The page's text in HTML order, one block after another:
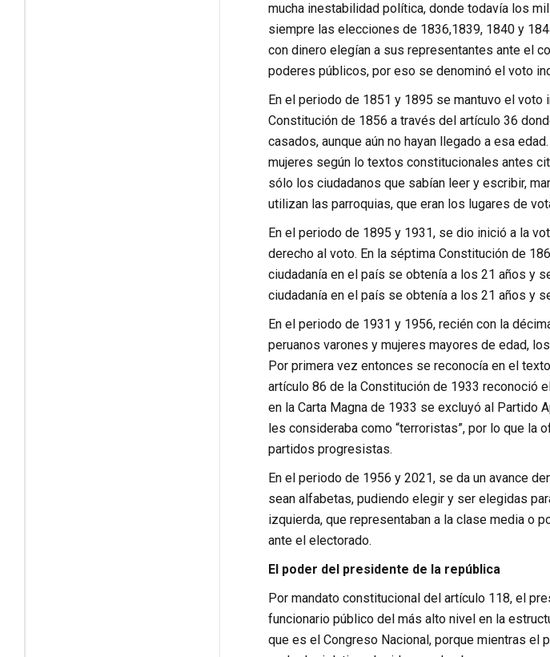
mucha inestabilidad política, donde todavía los
siempre las elecciones de 1836,1839, 1840 y
con dinero elegían a sus representantes ante el
poderes públicos, por eso se denominó el voto
En el periodo de 1851 y 1895 se mantuvo el
Constitución de 1856 a través del artículo 36
casados, aunque aún no hayan llegado a esa
mujeres según lo textos constitucionales antes
sólo los ciudadanos que sabían leer y escribir,
utilizan las parroquias, que eran los lugares de
En el periodo de 1895 y 1931, se dio inició a la
derecho al voto. En la séptima Constitución de
ciudadanía en el país se obtenía a los 21 años y
ciudadanía en el país se obtenía a los 21 años y
En el periodo de 1931 y 1956, recién con la
peruanos varones y mujeres mayores de edad,
Por primera vez entonces se reconocía en el
artículo 86 de la Constitución de 1933 reconoció
en la Carta Magna de 1933 se excluyó al Partido
les consideraba como “terroristas”, por lo que
partidos progresistas.
En el periodo de 1956 y 2021, se da un avance
sean alfabetas, pudiendo elegir y ser elegidas
izquierda, que representaban a la clase media o
ante el electorado.
El poder del presidente de la república
Por mandato constitucional del artículo 118, el
funcionario público del más alto nivel en la
que es el Congreso Nacional, porque mientras el